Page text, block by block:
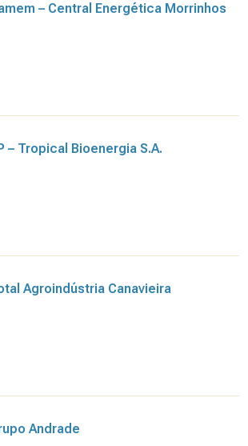
– Central Energética Morrinhos
– Tropical Bioenergia S.A.
Agroindústria Canavieira
Andrade